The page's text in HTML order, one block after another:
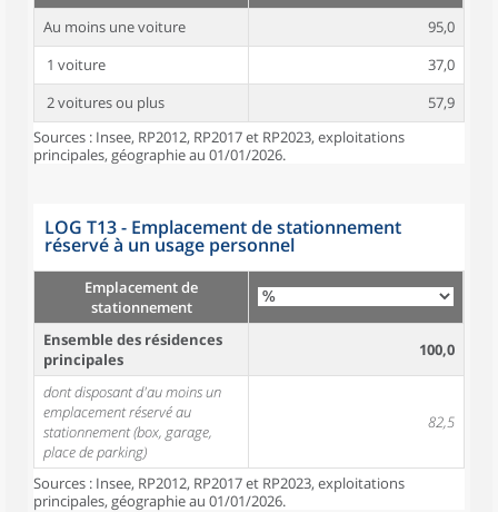
Au moins une voiture
95,0
1 voiture
37,0
2 voitures ou plus
57,9
Sources : Insee, RP2012, RP2017 et RP2023, exploitations
principales, géographie au 01/01/2026.
LOG T13 - Emplacement de stationnement
réservé à un usage personnel
Emplacement de
stationnement
Ensemble des résidences
principales
100,0
dont disposant d'au moins un
emplacement réservé au
stationnement (box, garage,
place de parking)
82,5
Sources : Insee, RP2012, RP2017 et RP2023, exploitations
principales, géographie au 01/01/2026.